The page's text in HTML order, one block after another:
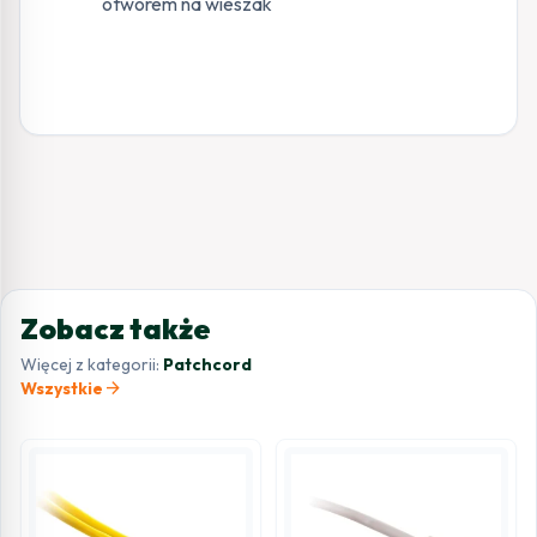
Zobacz także
Więcej z kategorii: Patchcord
Wszystkie arrow_forward